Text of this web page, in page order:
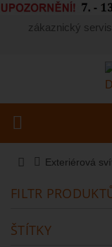
zákaznický servis
Toggle navigation
Exteriérová
FILTR
ŠTÍTKY